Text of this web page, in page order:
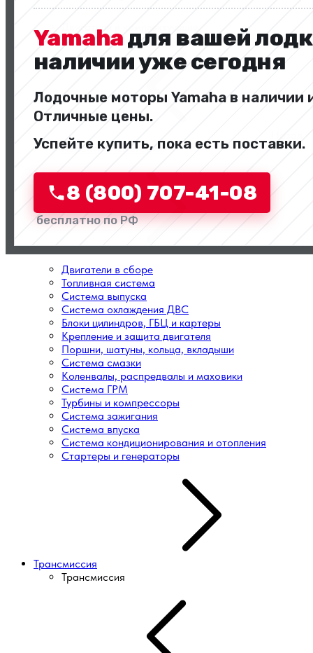
Yamahaдля вашей
наличии уже сегодня
Лодочные моторы Yamaha в наличии
Отличные цены.
Успейте купить, пока есть поставки.
8 (800) 707-41-08
бесплатно по РФ
Двигатели и комплектующие
Перейти в категорию
Двигатели в сборе
Топливная система
Система выпуска
Система охлаждения ДВС
Блоки цилиндров, ГБЦ и картеры
Крепление и защита двигателя
Поршни, шатуны, кольца, вкладыши
Система смазки
Коленвалы, распредвалы и маховики
Система ГРМ
Турбины и компрессоры
Система зажигания
Система впуска
Система кондиционирования и отопления
Стартеры и генераторы
Трансмиссия
Трансмиссия